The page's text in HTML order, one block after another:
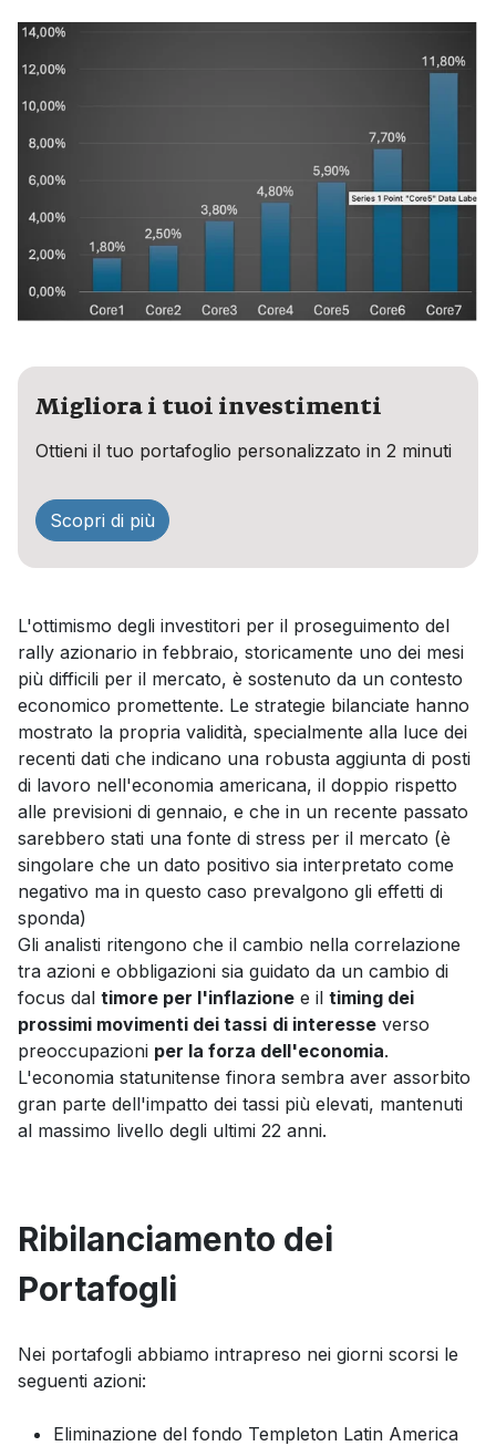
Migliora i tuoi investimenti
Ottieni il tuo portafoglio personalizzato in 2 minuti
Scopri di più
L'ottimismo degli investitori per il proseguimento del
rally azionario in febbraio, storicamente uno dei mesi
più difficili per il mercato, è sostenuto da un contesto
economico promettente. Le strategie bilanciate hanno
mostrato la propria validità, specialmente alla luce dei
recenti dati che indicano una robusta aggiunta di posti
di lavoro nell'economia americana, il doppio rispetto
alle previsioni di gennaio, e che in un recente passato
sarebbero stati una fonte di stress per il mercato (è
singolare che un dato positivo sia interpretato come
negativo ma in questo caso prevalgono gli effetti di
sponda)
Gli analisti ritengono che il cambio nella correlazione
tra azioni e obbligazioni sia guidato da un cambio di
focus dal timore per l'inflazione e il timing dei
prossimi movimenti dei tassi di interesse verso
preoccupazioni per la forza dell'economia.
L'economia statunitense finora sembra aver assorbito
gran parte dell'impatto dei tassi più elevati, mantenuti
al massimo livello degli ultimi 22 anni.
Ribilanciamento dei
Portafogli
Nei portafogli abbiamo intrapreso nei giorni scorsi le
seguenti azioni:
Eliminazione del fondo Templeton Latin America